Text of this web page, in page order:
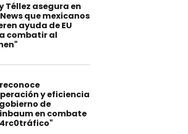
Téllez asegura en
News que mexicanos
ayuda de EU
combatir al
reconoce
y eficiencia
de
en combate